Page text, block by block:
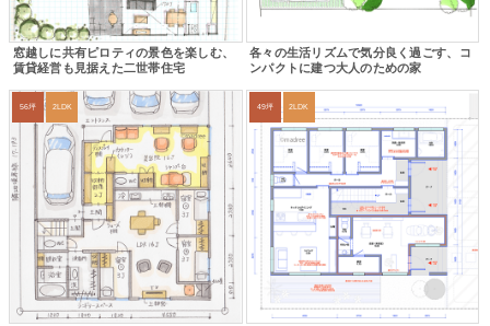
窓越しに共有ピロティの景色を楽しむ、
賃貸経営も見据えた二世帯住宅
各々の生活リズムで気分良く過ごす、コ
ンパクトに建つ大人のための家
56坪 2LDK 49坪 2LDK